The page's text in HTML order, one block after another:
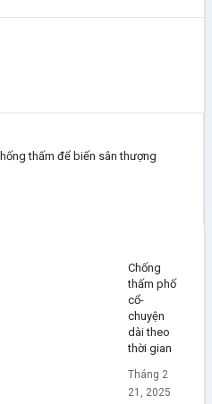
thấm để biến sân thượng
Chống
thấm phố
cổ-
chuyện
dài theo
thời gian
Tháng 2
21, 2025